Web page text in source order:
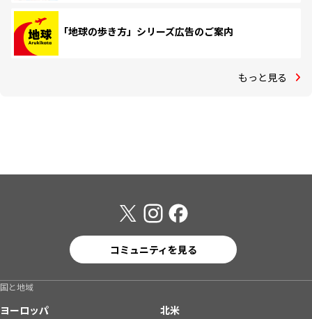
「地球の歩き方」シリーズ広告のご案内
もっと見る
コミュニティを見る
国と地域
ヨーロッパ
北米